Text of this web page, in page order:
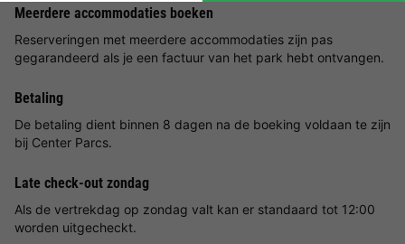
Meerdere accommodaties boeken
Reserveringen met meerdere accommodaties zijn pas
gegarandeerd als je een factuur van het park hebt ontvangen.
Betaling
De betaling dient binnen 8 dagen na de boeking voldaan te zijn
bij Center Parcs.
Late check-out zondag
Als de vertrekdag op zondag valt kan er standaard tot 12:00
worden uitgecheckt.